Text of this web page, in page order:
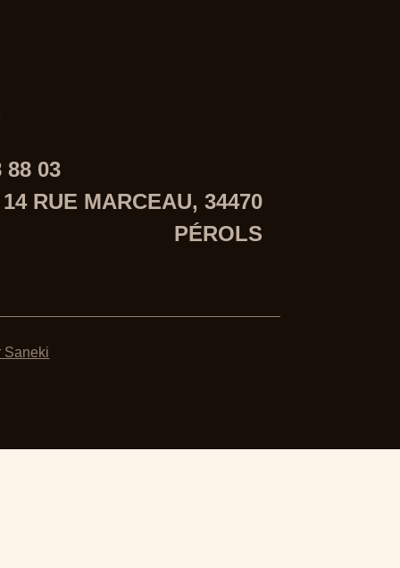
88 03
14 RUE MARCEAU, 34470
PÉROLS
Saneki